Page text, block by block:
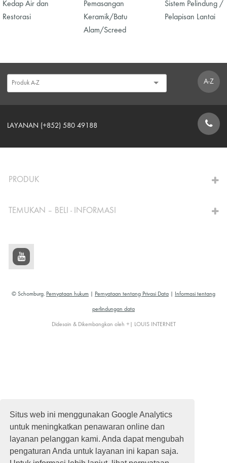
Situs web ini menggunakan Google Analytics
untuk meningkatkan penawaran online dan
layanan pelanggan kami. Anda dapat mengubah
pengaturan Anda untuk layanan ini kapan saja.
Kedap Air dan
Restorasi
Pemasangan
Keramik/Batu
Alam/Screed
Sistem Pelindung /
Pelapisan Lantai
A-Z
LAYANAN (+852) 580 49188
PRODUK
TEMUKAN – BELI - INFORMASI
© Schomburg. Pernyataan hukum Pernyataan tentang Privasi Data Informasi tentang
perlindungan data
Didesain & Dikembangkan oleh +| LOUIS INTERNET